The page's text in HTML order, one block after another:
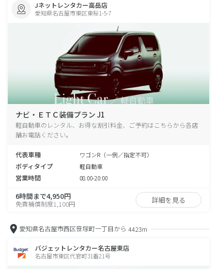
Jネットレンタカー高岳店
愛知県名古屋市東区東桜1-5-7
ナビ・ＥＴＣ装備プラン J1
軽自動車のレンタル、お得な割引料金、ご予約はこちらから各店
舗お電話ください。
代表車種 ワゴンR（一例／指定不可）
ボディタイプ 軽自動車
営業時間 08:00-20:00
6時間まで4,950円
免責補償制度1,100円 詳細を見る
愛知県名古屋市西区笹塚町一丁目から 4423m
バジェットレンタカー名古屋東店
名古屋市東区代官町31番21号